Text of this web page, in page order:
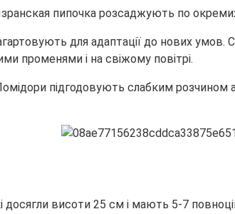
пипочка розсаджують по
для адаптації до нових
променями і на свіжому повітрі.
підгодовують слабким
досягли висоти 25 см і мають 5-7